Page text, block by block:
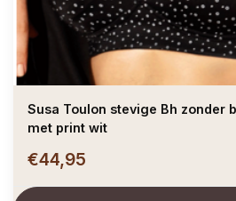
Susa Toulon stevige Bh zonder
met print wit
€44,95